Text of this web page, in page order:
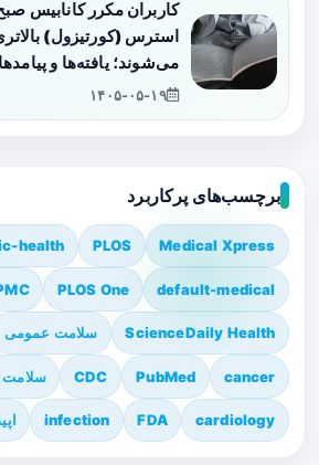
کاربران مکرر کانابیس
استرس (کورتیزول)
می‌شوند؛ یافته‌ها و پیامدها
۱۴۰۵-۰۵-۱۹
برچسب‌های پرکاربرد
Medical Xpress
PLOS
health
default-medical
PLOS One
ScienceDaily Health سلامت عمومی
cancer
PubMed
CDC سلامت
cardiology
FDA
infection